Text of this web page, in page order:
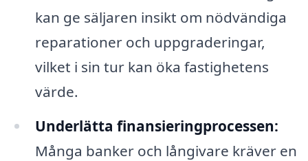
kan ge säljaren insikt om nödvändiga
reparationer och uppgraderingar,
vilket i sin tur kan öka fastighetens
värde.
Underlätta finansieringprocessen:
Många banker och långivare kräver en